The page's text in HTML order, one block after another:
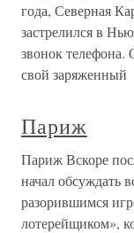
года, Северная
застрелился в
звонок телефона.
свой заряженный
Париж
Париж Вскоре
начал обсуждать
разорившимся
лотерейщиком»,